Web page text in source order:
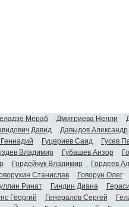
Мераб Дмитриева Нелли
Давид Давыдов Александр
Геннадий Гуцериев Саид Гусев
Владимир Губашев Анзор
Гордейчук Владимир Гордеев
Станислав Говорун Олег
Ринат Гиндин Диана
Георгий Генералов Сергей